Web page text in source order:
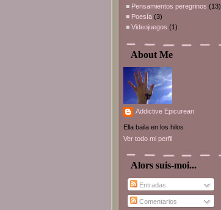
Pensamientos peregrinos (13)
Poesía (3)
Videojuegos (1)
About Me
Addictive Epicurean
Ella baila en los hilos
Ver todo mi perfil
Alors suis-moi...
Entradas
Comentarios